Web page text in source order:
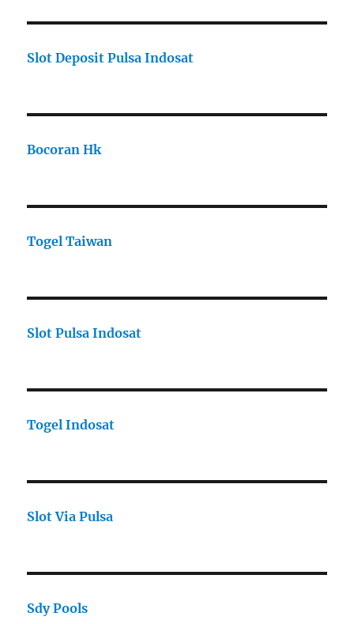
Slot Deposit Pulsa Indosat
Bocoran Hk
Togel Taiwan
Slot Pulsa Indosat
Togel Indosat
Slot Via Pulsa
Sdy Pools